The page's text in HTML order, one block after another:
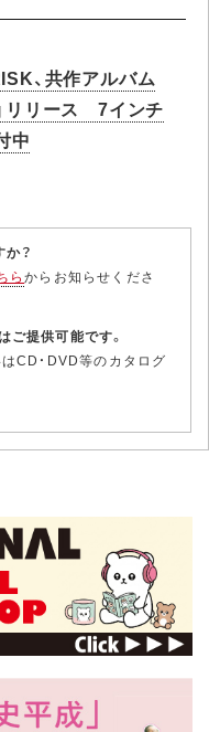
、共作アルバム
リリース 7インチ
中
？
らからお知らせくださ
提供可能です。
CD・DVD等のカタログ